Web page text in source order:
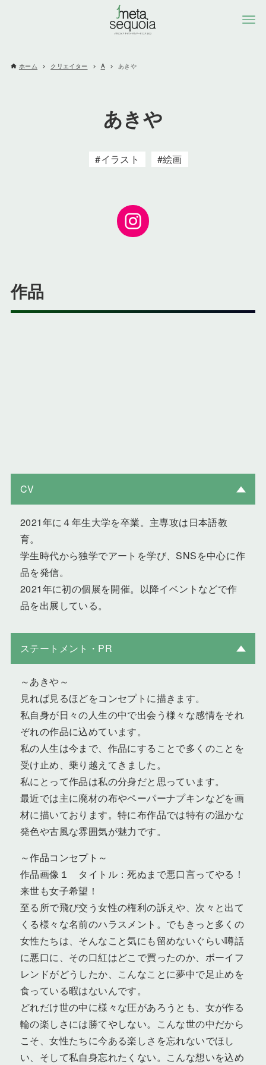
ホーム クリエイター A あきや
あきや
イラスト 絵画
Instagram
作品
CV
2021年に４年生大学を卒業。主専攻は日本語教
育。
学生時代から独学でアートを学び、SNSを中心に作
品を発信。
2021年に初の個展を開催。以降イベントなどで作
品を出展している。
ステートメント・PR
～あきや～
見れば見るほどをコンセプトに描きます。
私自身が日々の人生の中で出会う様々な感情をそれ
ぞれの作品に込めています。
私の人生は今まで、作品にすることで多くのことを
受け止め、乗り越えてきました。
私にとって作品は私の分身だと思っています。
最近では主に廃材の布やペーパーナプキンなどを画
材に描いております。特に布作品では特有の温かな
発色や古風な雰囲気が魅力です。
～作品コンセプト～
作品画像１ タイトル：死ぬまで悪口言ってやる！
来世も女子希望！
至る所で飛び交う女性の権利の訴えや、次々と出て
くる様々な名前のハラスメント。でもきっと多くの
女性たちは、そんなこと気にも留めないぐらい噂話
に悪口に、その口紅はどこで買ったのか、ボーイフ
レンドがどうしたか、こんなことに夢中で足止めを
食っている暇はないんです。
どれだけ世の中に様々な圧があろうとも、女が作る
輪の楽しさには勝てやしない。こんな世の中だから
こそ、女性たちに今ある楽しさを忘れないでほし
い、そして私自身忘れたくない。こんな想いを込め